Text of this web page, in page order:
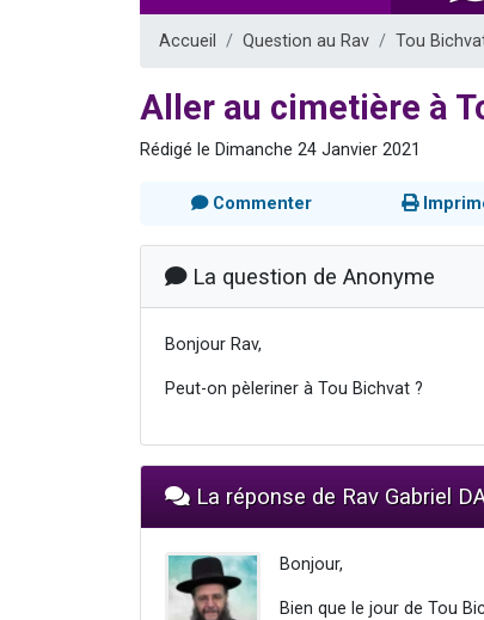
Accueil Question au Rav Tou
Aller au cimetière à
Rédigé le Dimanche 24 Janvier 2021
Commenter
La question de Anonyme
Bonjour Rav,
Peut-on pèleriner à Tou Bichvat ?
La réponse de Rav Gabriel
Bonjour,
Bien que le jour de Tou